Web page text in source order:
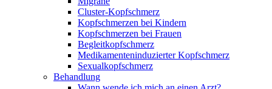
Cluster-Kopfschmerz
Kopfschmerzen bei Kindern
Kopfschmerzen bei Frauen
Begleitkopfschmerz
Medikamenteninduzierter Kopfschmerz
Sexualkopfschmerz
Behandlung